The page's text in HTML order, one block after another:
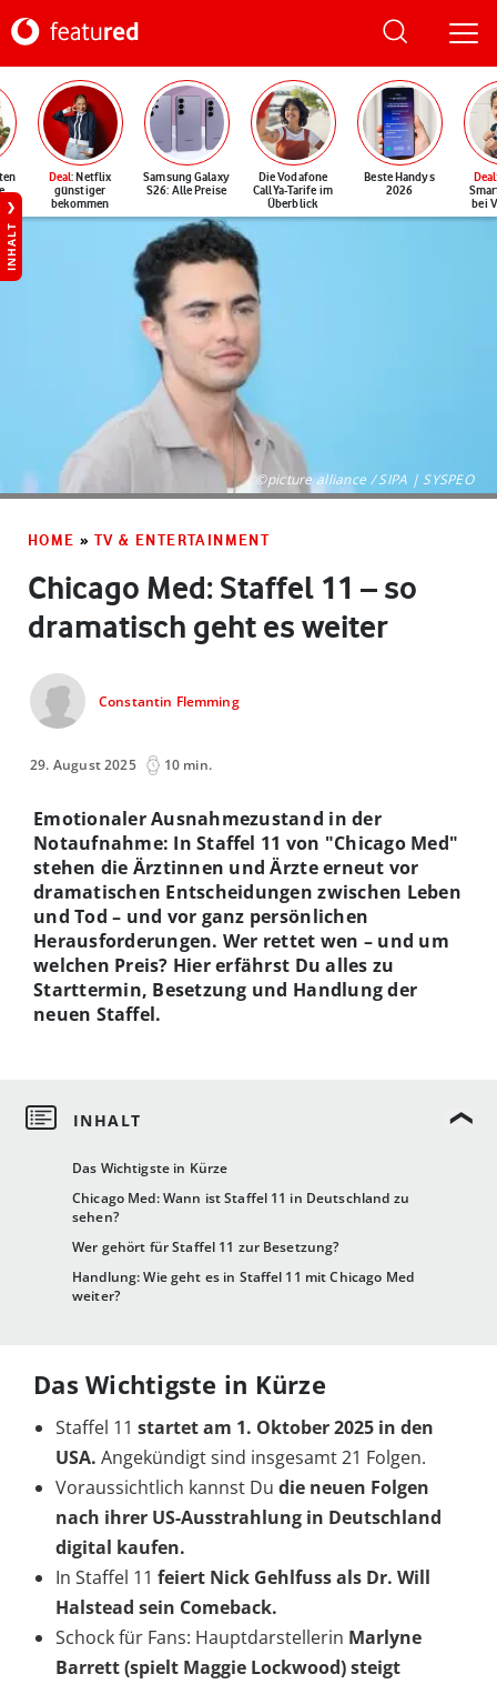
Deal: Netflix
günstiger
bekommen
Samsung Galaxy
S26: Alle Preise
Die Vodafone
CallYa-Tarife im
Überblick
Beste Handys
2026
Deal
bei
INHALT
©picture alliance / SIPA | SYSPEO
HOME » TV & ENTERTAINMENT
Chicago Med: Staffel 11 – so
dramatisch geht es weiter
Constantin Flemming
29. August 2025 10 min.
Das Wichtigste in Kürze
Chicago Med: Wann ist Staffel 11 in Deutschland zu
sehen?
Wer gehört für Staffel 11 zur Besetzung?
Handlung: Wie geht es in Staffel 11 mit Chicago Med
weiter?
Emotionaler Ausnahmezustand in der
Notaufnahme: In Staffel 11 von "Chicago Med"
stehen die Ärztinnen und Ärzte erneut vor
dramatischen Entscheidungen zwischen Leben
und Tod – und vor ganz persönlichen
Herausforderungen. Wer rettet wen – und um
welchen Preis? Hier erfährst Du alles zu
Starttermin, Besetzung und Handlung der
neuen Staffel.
Das Wichtigste in Kürze
Staffel 11 startet am 1. Oktober 2025 in den
USA. Angekündigt sind insgesamt 21 Folgen.
Voraussichtlich kannst Du die neuen Folgen
nach ihrer US-Ausstrahlung in Deutschland
digital kaufen.
In Staffel 11 feiert Nick Gehlfuss als Dr. Will
Halstead sein Comeback.
Schock für Fans: Hauptdarstellerin Marlyne
Barrett (spielt Maggie Lockwood) steigt